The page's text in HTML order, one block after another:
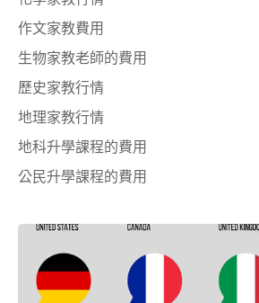
作文家教費用
生物家教老師的費用
歷史家教行情
地理家教行情
地科升學課程的費用
公民升學課程的費用